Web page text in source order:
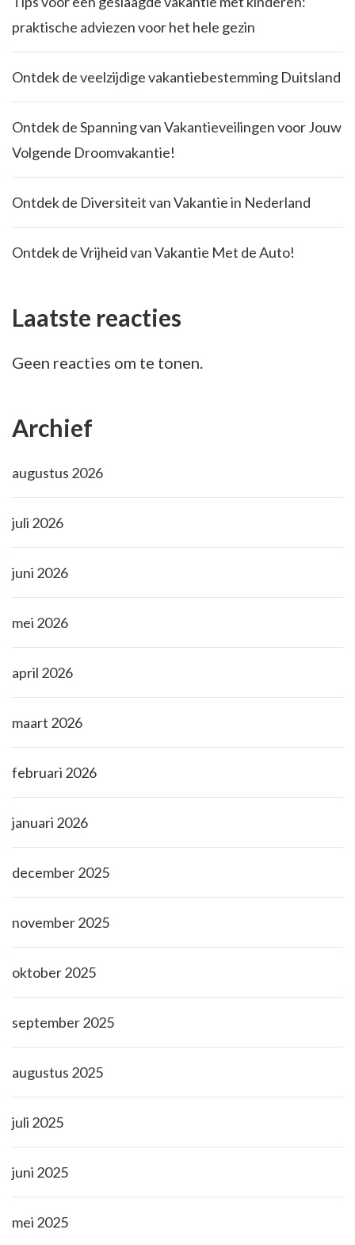
praktische adviezen voor het hele gezin
Ontdek de veelzijdige vakantiebestemming Duitsland
Ontdek de Spanning van Vakantieveilingen voor Jouw
Volgende Droomvakantie!
Ontdek de Diversiteit van Vakantie in Nederland
Ontdek de Vrijheid van Vakantie Met de Auto!
Laatste reacties
Geen reacties om te tonen.
Archief
augustus 2026
juli 2026
juni 2026
mei 2026
april 2026
maart 2026
februari 2026
januari 2026
december 2025
november 2025
oktober 2025
september 2025
augustus 2025
juli 2025
juni 2025
mei 2025